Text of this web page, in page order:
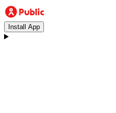
Install App